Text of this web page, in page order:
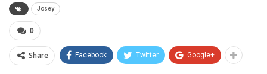
Josey
0
Share Facebook Twitter Google+